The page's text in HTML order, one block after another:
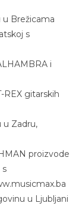
Brežicama
s
i
gitarskih
Zadru,
proizvode
s
u Ljubljani